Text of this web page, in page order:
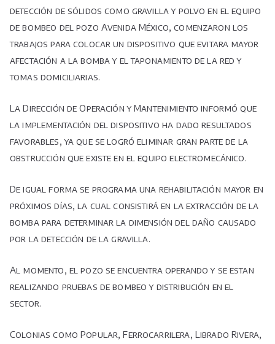
detección de sólidos como gravilla y polvo en el equipo
de bombeo del pozo Avenida México, comenzaron los
trabajos para colocar un dispositivo que evitara mayor
afectación a la bomba y el taponamiento de la red y
tomas domiciliarias.
La Dirección de Operación y Mantenimiento informó que
la implementación del dispositivo ha dado resultados
favorables, ya que se logró eliminar gran parte de la
obstrucción que existe en el equipo electromecánico.
De igual forma se programa una rehabilitación mayor en
próximos días, la cual consistirá en la extracción de la
bomba para determinar la dimensión del daño causado
por la detección de la gravilla.
Al momento, el pozo se encuentra operando y se estan
realizando pruebas de bombeo y distribución en el
sector.
Colonias como Popular, Ferrocarrilera, Librado Rivera,